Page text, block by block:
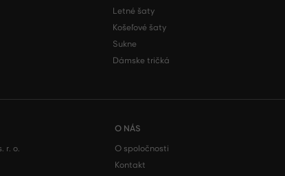
Letné šaty
Košeľové šaty
Sukne
Dámske tričká
r. o.
O NÁS
O spoločnosti
Kontakt